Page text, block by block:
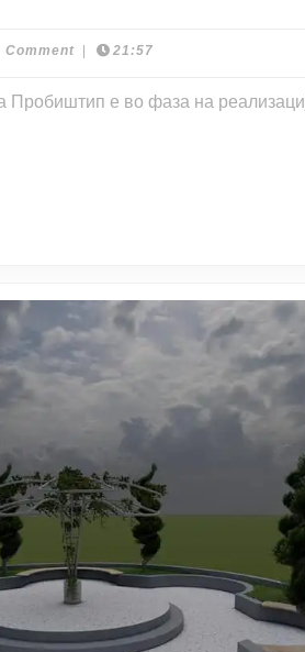
Comment | 21:57
е во фаза на